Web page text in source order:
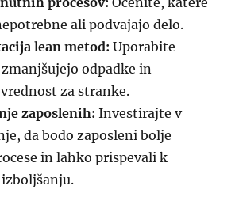
ali podvajajo delo.
lean metod: Uporabite
odpadke in
za stranke.
zaposlenih: Investirajte v
da bodo zaposleni bolje
in lahko prispevali k